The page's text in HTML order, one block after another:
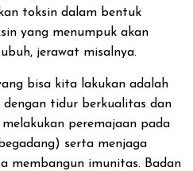
toksin dalam bentuk
yang menumpuk akan
jerawat misalnya.
bisa kita lakukan adalah
tidur berkualitas dan
peremajaan pada
serta menjaga
membangun imunitas. Badan